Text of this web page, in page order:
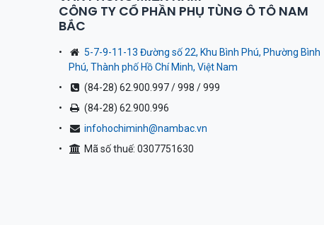
CÔNG TY CỔ PHẦN PHỤ TÙNG Ô TÔ NAM
BẮC
5-7-9-11-13 Đường số 22, Khu Bình Phú, Phường Bình
Phú, Thành phố Hồ Chí Minh, Việt Nam
(84-28) 62.900.997 / 998 / 999
(84-28) 62.900.996
infohochiminh@nambac.vn
Mã số thuế: 0307751630